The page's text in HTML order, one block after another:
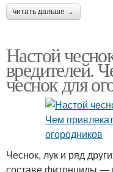
читать дальше →
Настой
вредителей.
чеснок для
Чеснок, лук и ряд
составе фитонциды —